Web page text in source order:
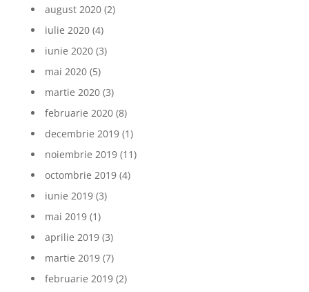
august 2020(2)
iulie 2020(4)
iunie 2020(3)
mai 2020(5)
martie 2020(3)
februarie 2020(8)
decembrie 2019(1)
noiembrie 2019(11)
octombrie 2019(4)
iunie 2019(3)
mai 2019(1)
aprilie 2019(3)
martie 2019(7)
februarie 2019(2)